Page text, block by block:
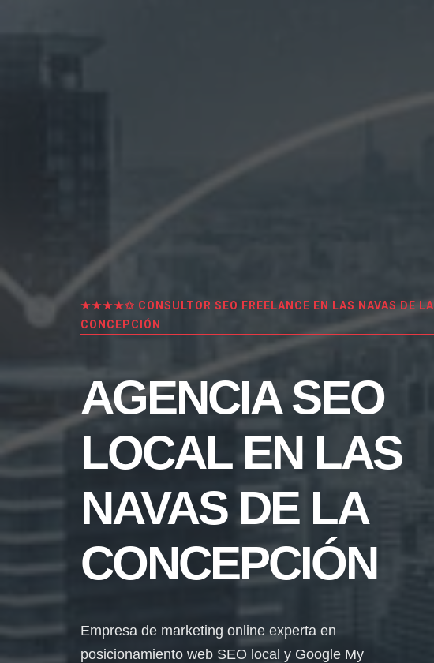
★★★★✩ CONSULTOR SEO FREELANCE EN LAS NAVAS DE LA
CONCEPCIÓN
AGENCIA SEO
LOCAL EN LAS
NAVAS DE LA
CONCEPCIÓN
Empresa de marketing online experta en
posicionamiento web SEO local y Google My